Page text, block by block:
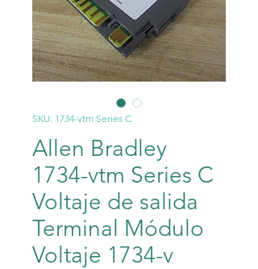
SKU: 1734-vtm Series C
Allen Bradley
1734-vtm Series C
Voltaje de salida
Terminal Módulo
Voltaje 1734-v